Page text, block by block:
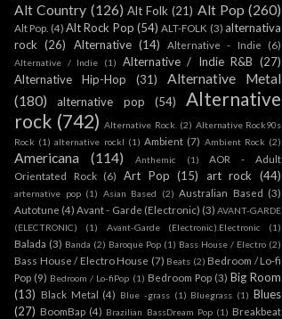
Alt Country (126) Alt Folk (21) Alt Pop (260)
Alt Pop. (4) Alt Rock Pop (54) ALT-FOLK (3) alternativa
rock (26) Alternative (14) Alternative - Indie (6)
Alternative / Indie (1) Alternative / Indie R&B (27)
Alternative Hip-Hop
(31)
Alternative Metal
(180)
alternative pop (54)
Alternative
rock (742) Alternative Rock. (2) Alternative Rock90s
Rock (1) alternative rockl (1) Ambient (7) Ambient Rock (2)
Americana (114) Anthemic (1)
AOR - Adult
Orientated Rock (6) Art Pop (15) art rock (44)
arternative pop (1) Asian Based (2) Australian Based (3)
Autotune (4) Avant - Garde (Electronic) (3) AVANT-GARDE
(ELECTRONIC)
(1) Avant-Garde (Electronic).Electronic (1)
Balada (3) Banda (2) Baroque Pop (1) Bass House / Electro (2)
Bass House / Electro House (7) Beats (2) Bedroom / Lo-fi
Pop (9) Bedroom / Lo-fiPop (1) Bedroom Pop (3) Big Room
(13) Black Metal (4) Blue -grass (1) Bluegrass (1) Blues
(27) BoomBap (4) Brazilian BassDream Pop (1) Breakbeat